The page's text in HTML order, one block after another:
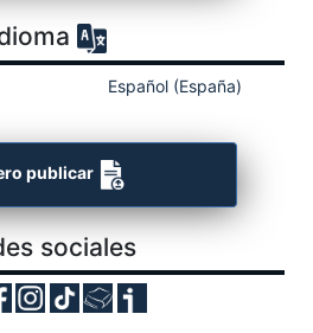
Español (España)
publicar
sociales